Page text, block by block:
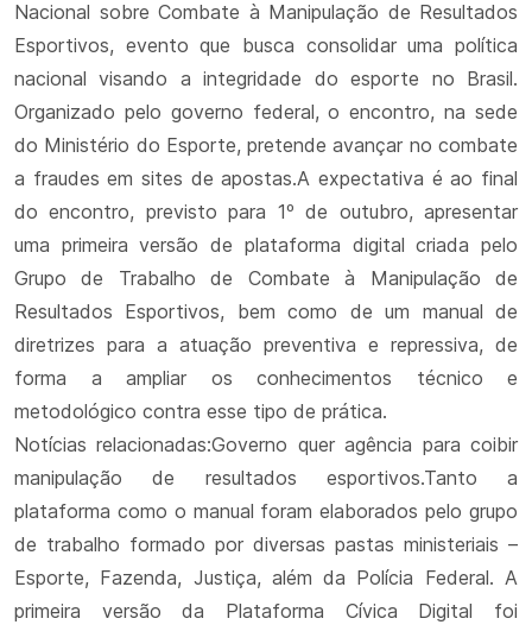
Nacional sobre Combate à Manipulação de Resultados
Esportivos, evento que busca consolidar uma política
nacional visando a integridade do esporte no Brasil.
Organizado pelo governo federal, o encontro, na sede
do Ministério do Esporte, pretende avançar no combate
a fraudes em sites de apostas.A expectativa é ao final
do encontro, previsto para 1º de outubro, apresentar
uma primeira versão de plataforma digital criada pelo
Grupo de Trabalho de Combate à Manipulação de
Resultados Esportivos, bem como de um manual de
diretrizes para a atuação preventiva e repressiva, de
forma a ampliar os conhecimentos técnico e
metodológico contra esse tipo de prática.
Notícias relacionadas:Governo quer agência para coibir
manipulação de resultados esportivos.Tanto a
plataforma como o manual foram elaborados pelo grupo
de trabalho formado por diversas pastas ministeriais –
Esporte, Fazenda, Justiça, além da Polícia Federal. A
primeira versão da Plataforma Cívica Digital foi